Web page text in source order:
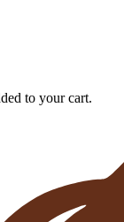
to your cart.